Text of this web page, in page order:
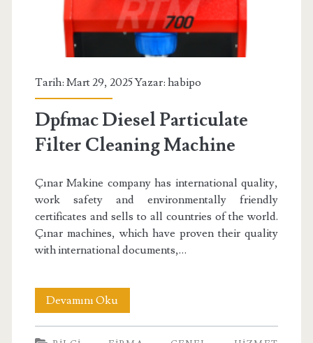
Tarih: Mart 29, 2025 Yazar: habipo
Dpfmac Diesel Particulate
Filter Cleaning Machine
Çınar Makine company has international quality,
work safety and environmentally friendly
certificates and sells to all countries of the world.
Çınar machines, which have proven their quality
with international documents,…
Devamını OkuDpfmac
Diesel